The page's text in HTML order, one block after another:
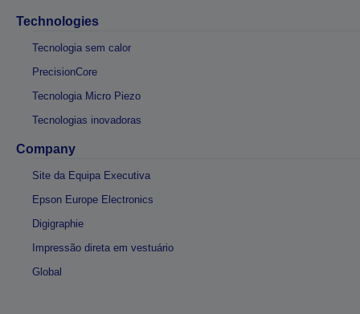
Technologies
Tecnologia sem calor
PrecisionCore
Tecnologia Micro Piezo
Tecnologias inovadoras
Company
Site da Equipa Executiva
Epson Europe Electronics
Digigraphie
Impressão direta em vestuário
Global